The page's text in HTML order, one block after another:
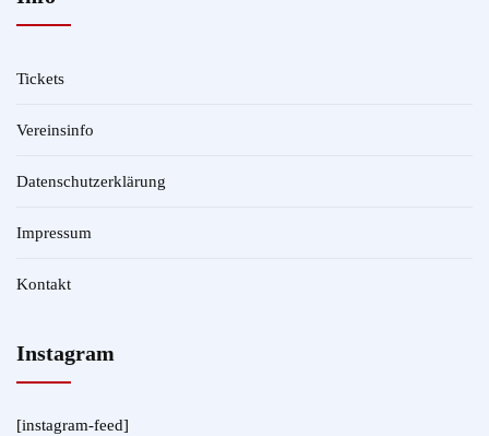
Tickets
Vereinsinfo
Datenschutzerklärung
Impressum
Kontakt
Instagram
[instagram-feed]